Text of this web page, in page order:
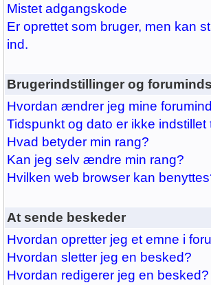
Mistet adgangskode
Er oprettet som bruger, men kan
ind.
Brugerindstillinger og
Hvordan ændrer jeg mine
Tidspunkt og dato er ikke indstillet
Hvad betyder min rang?
Kan jeg selv ændre min rang?
Hvilken web browser kan
At sende beskeder
Hvordan opretter jeg et emne i
Hvordan sletter jeg en besked?
Hvordan redigerer jeg en besked?